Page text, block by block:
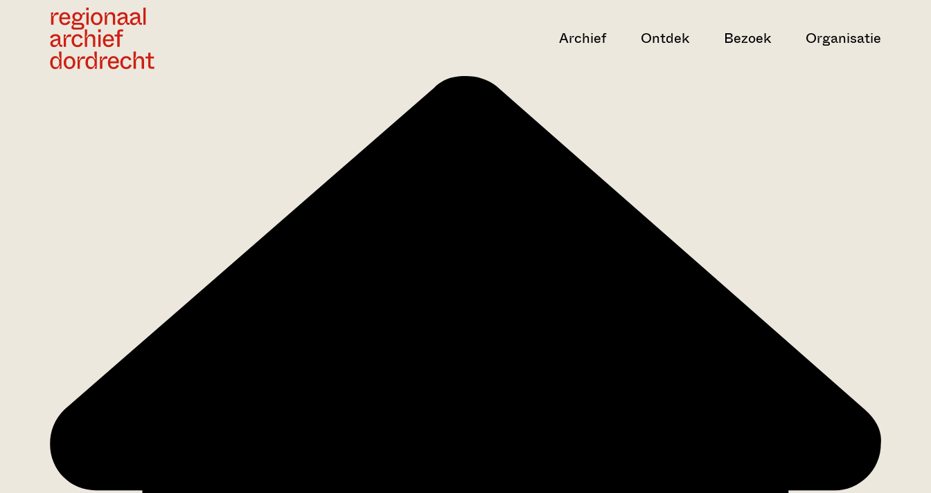
Archief Ontdek Bezoek Organisatie